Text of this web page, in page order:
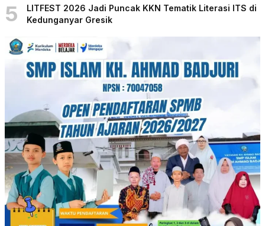
5
LITFEST 2026 Jadi Puncak KKN Tematik Literasi ITS di
Kedunganyar Gresik